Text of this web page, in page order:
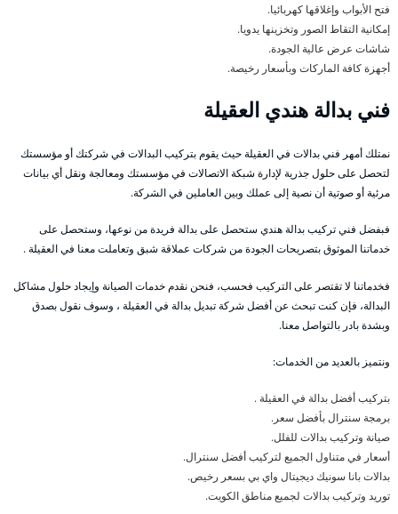
فتح الأبواب وإغلاقها كهربائيا.
إمكانية التقاط الصور وتخزينها يدويا.
شاشات عرض عالية الجودة.
أجهزة كافة الماركات وبأسعار رخيصة.
فني بدالة هندي العقيلة
نمتلك أمهر فني بدالات في العقيلة حيث يقوم بتركيب البدالات في شركتك أو مؤسستك
لتحصل على حلول جذرية لإدارة شبكة الاتصالات في مؤسستك ومعالجة ونقل أي بيانات
مرئية أو صوتية أن نصية إلى عملك وبين العاملين في الشركة.
فبفضل فني تركيب بدالة هندي ستحصل على بدالة فريدة من نوعها، وستحصل على
خدماتنا الموثوق بتصريحات الجودة من شركات عملاقة شبق وتعاملت معنا في العقيلة .
فخدماتنا لا تقتصر على التركيب فحسب، فنحن نقدم خدمات الصيانة وإيجاد حلول مشاكل
البدالة، فإن كنت تبحث عن أفضل شركة تبديل بدالة في العقيلة ، وسوف نقول بصدق
وبشدة بادر بالتواصل معنا.
ونتميز بالعديد من الخدمات:
بتركيب أفضل بدالة في العقيلة .
برمجة سنترال بأفضل سعر.
صيانة وتركيب بدالات للفلل.
أسعار في متناول الجميع لتركيب أفضل سنترال.
بدالات بانا سونيك ديجيتال واي بي بسعر رخيص.
توريد وتركيب بدالات لجميع مناطق الكويت.